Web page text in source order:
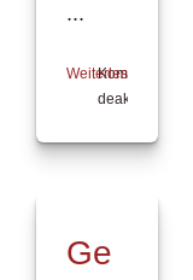
...
Weiterlesen
Kommentare
deaktiviert
Finanzchef
präsentiert
Ge